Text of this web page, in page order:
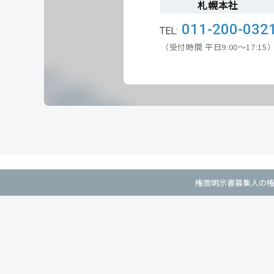
札幌本社
011-200-
（受付時間 平日9:00～17:15
権限明示書募集人の